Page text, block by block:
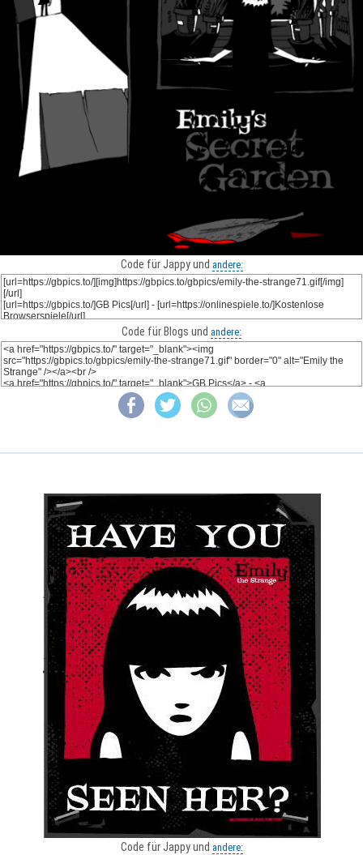
Code für Jappy und andere:
Code für Blogs und andere:
Code für Jappy und andere: